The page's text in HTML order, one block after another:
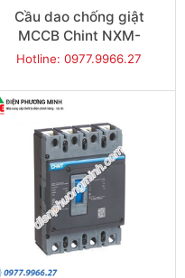
Cầu dao chống giật
MCCB Chint NXM-
800S/4300-800 50KA 4P
Hotline: 0977.9966.27